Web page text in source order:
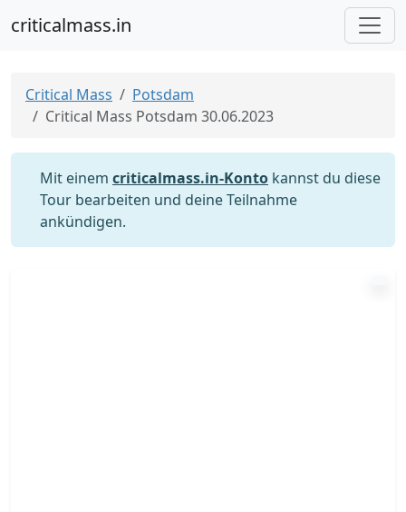
criticalmass.in
Critical Mass
Potsdam
Critical Mass Potsdam 30.06.2023
Mit einem criticalmass.in-Konto kannst du diese
Tour bearbeiten und deine Teilnahme
ankündigen.